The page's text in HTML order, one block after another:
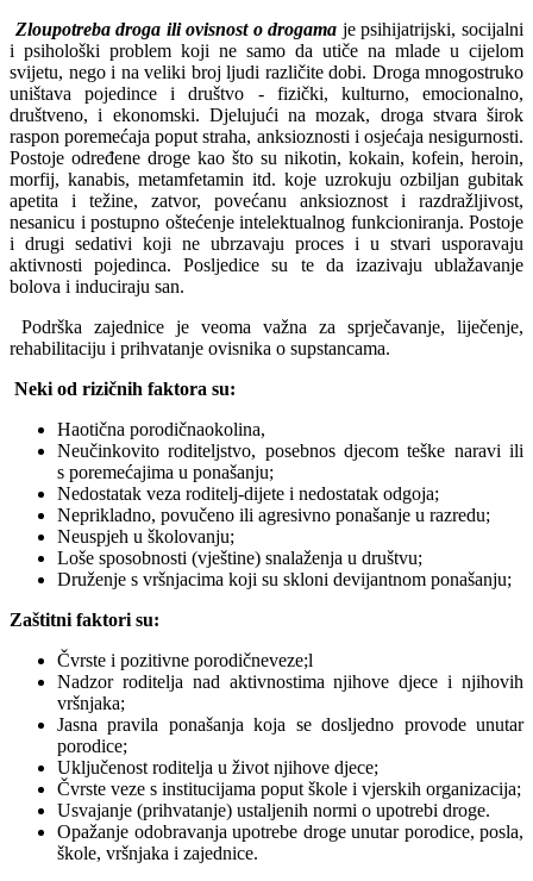
Zloupotreba droga ili ovisnost o drogama je psihijatrijski, socijalni
i psihološki problem koji ne samo da utiče na mlade u cijelom
svijetu, nego i na veliki broj ljudi različite dobi. Droga mnogostruko
uništava pojedince i društvo - fizički, kulturno, emocionalno,
društveno, i ekonomski. Djelujući na mozak, droga stvara širok
raspon poremećaja poput straha, anksioznosti i osjećaja nesigurnosti.
Postoje određene droge kao što su nikotin, kokain, kofein, heroin,
morfij, kanabis, metamfetamin itd. koje uzrokuju ozbiljan gubitak
apetita i težine, zatvor, povećanu anksioznost i razdražljivost,
nesanicu i postupno oštećenje intelektualnog funkcioniranja. Postoje
i drugi sedativi koji ne ubrzavaju proces i u stvari usporavaju
aktivnosti pojedinca. Posljedice su te da izazivaju ublažavanje
bolova i induciraju san.
Podrška zajednice je veoma važna za sprječavanje, liječenje,
rehabilitaciju i prihvatanje ovisnika o supstancama.
Neki od rizičnih faktora su:
Haotična porodičnaokolina,
Neučinkovito roditeljstvo, posebnos djecom teške naravi ili
s poremećajima u ponašanju;
Nedostatak veza roditelj-dijete i nedostatak odgoja;
Neprikladno, povučeno ili agresivno ponašanje u razredu;
Neuspjeh u školovanju;
Loše sposobnosti (vještine) snalaženja u društvu;
Druženje s vršnjacima koji su skloni devijantnom ponašanju;
Zaštitni faktori su:
Čvrste i pozitivne porodičneveze;l
Nadzor roditelja nad aktivnostima njihove djece i njihovih
vršnjaka;
Jasna pravila ponašanja koja se dosljedno provode unutar
porodice;
Uključenost roditelja u život njihove djece;
Čvrste veze s institucijama poput škole i vjerskih organizacija;
Usvajanje (prihvatanje) ustaljenih normi o upotrebi droge.
Opažanje odobravanja upotrebe droge unutar porodice, posla,
škole, vršnjaka i zajednice.